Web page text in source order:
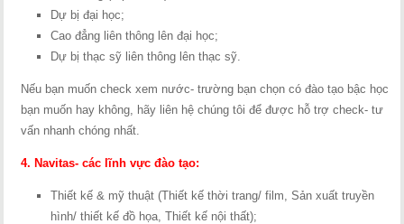
Dự bị đại học;
Cao đẳng liên thông lên đại học;
Dự bị thạc sỹ liên thông lên thạc sỹ.
Nếu bạn muốn check xem nước- trường bạn chọn có đào tạo bậc học
bạn muốn hay không, hãy liên hệ chúng tôi để được hỗ trợ check- tư
vấn nhanh chóng nhất.
4. Navitas- các lĩnh vực đào tạo:
Thiết kế & mỹ thuật (Thiết kế thời trang/ film, Sản xuất truyền
hình/ thiết kế đồ họa, Thiết kế nội thất);